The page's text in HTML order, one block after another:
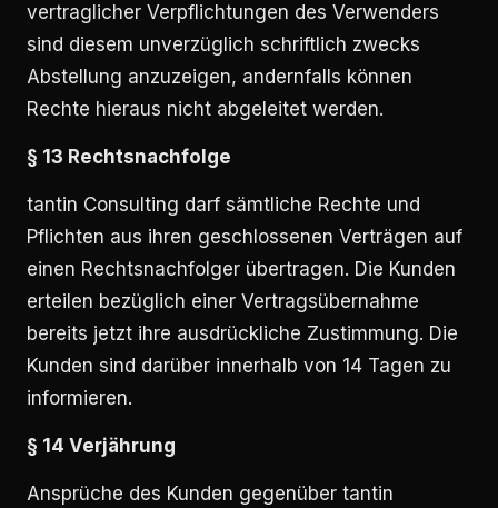
vertraglicher Verpflichtungen des Verwenders
sind diesem unverzüglich schriftlich zwecks
Abstellung anzuzeigen, andernfalls können
Rechte hieraus nicht abgeleitet werden.
§ 13 Rechtsnachfolge
tantin Consulting darf sämtliche Rechte und
Pflichten aus ihren geschlossenen Verträgen auf
einen Rechtsnachfolger übertragen. Die Kunden
erteilen bezüglich einer Vertragsübernahme
bereits jetzt ihre ausdrückliche Zustimmung. Die
Kunden sind darüber innerhalb von 14 Tagen zu
informieren.
§ 14 Verjährung
Ansprüche des Kunden gegenüber tantin